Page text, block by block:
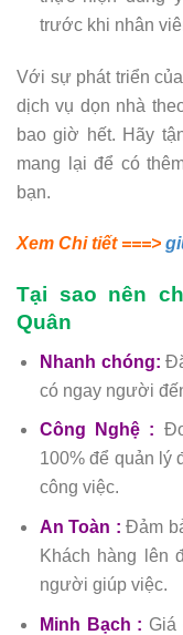
trước khi nhân
Với sự phát triển
dịch vụ dọn nhà
bao giờ hết. Hãy
mang lại để có
bạn.
Xem Chi tiết ===>
Tại sao nên
Quân
Nhanh chóng:
có ngay người
Công Nghệ :
100% để quản lý
công việc.
An Toàn : Đảm
Khách hàng lên
người giúp việc.
Minh Bạch : Giá